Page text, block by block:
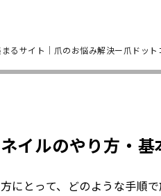
るサイト｜爪のお悩み解決ー爪ドット
イルのやり方・基
にとって、どのような手順